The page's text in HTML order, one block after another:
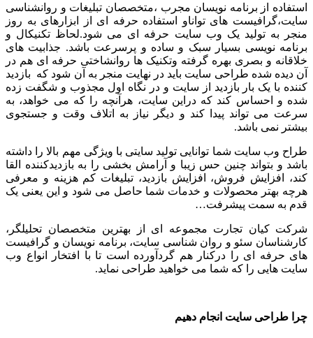
استفاده از برنامه نویسان مجرب ،متخصصان تبلیغات و روانشناسی
سایت،گرافیست های تواناو استفاده حرفه ای از ابزارهای به روز
منجر به تولید یک وب سایت حرفه ای می شود.لحاظ تکنیکال و
برنامه نویسی بسیار سبک و ساده و پرسرعت باشد. جذابیت های
خلاقانه و بصری بهره گرفته وتکنیک ها روانشاختی حرفه ای هم در
آن دیده شده طراحی سایت باید در نهایت منجر به آن شود که بازدید
کننده با یک بار بازدید از سایت و در نگاه اول مجذوب و شگفت زده
شده و احساس کند که دراین سایت، هرآنچه را که می خواهد، به
سرعت می تواند پیدا کند و دیگر نیاز به اتلاف وقت و جستجوی
بیشتر نمی باشد.
طراح وب سایت شما توانایی تولید سایتی با ویژگی مهم بالا را داشته
باشد و بتواند چنین حس زیبا و آرامش بخشی را به بازدیدکننده القا
کند، افزایش فروش، افزایش بازدید، تبلیغات کم هزینه و معرفی
هرچه بهتر محصولات و خدمات شما حاصل می شود و این یعنی یک
قدم به سمت پیشرفت…
شرکت کیان تجارت مجموعه ای از بهترین متخصصان تحلیلگر،
کارشناسان سئو و روان شناسی سایت، برنامه نویسان و گرافیست
های حرفه ای را درکنار هم گردآورده است تا با افتخار انواع وب
سایت هایی را که شما می خواهید طراحی نماید.
چرا طراحی سایت انجام دهیم